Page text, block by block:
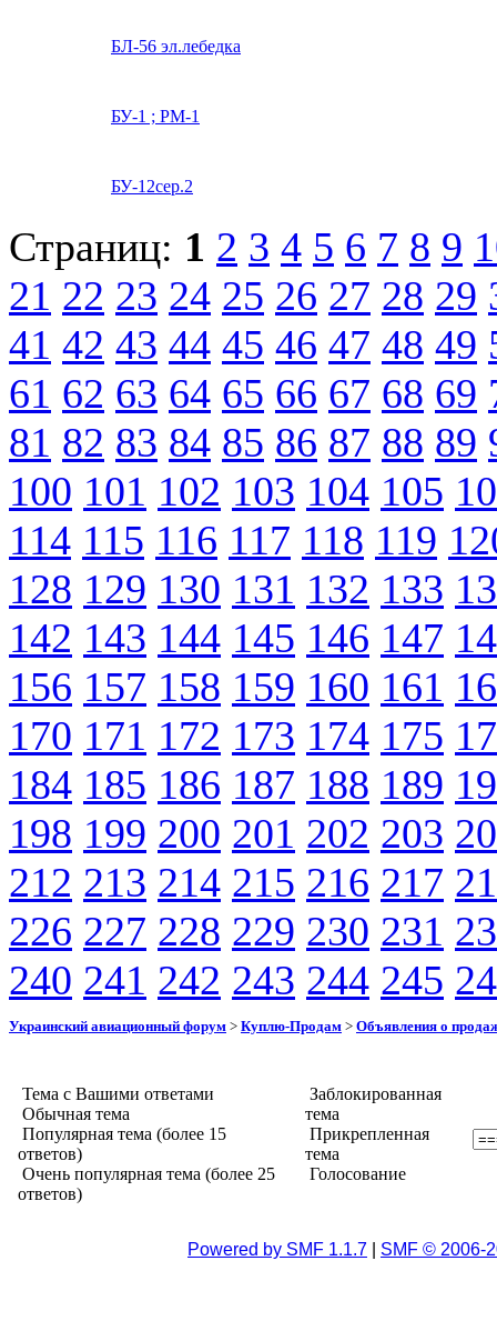
БЛ-56 эл.лебедка
БУ-1 ; РМ-1
БУ-12сер.2
Страниц: 1 2 3 4 5 6 7 8 9
21 22 23 24 25 26 27 28 29
41 42 43 44 45 46 47 48 49
61 62 63 64 65 66 67 68 69
81 82 83 84 85 86 87 88 89
100 101 102 103 104 105
114 115 116 117 118 119
128 129 130 131 132 133
142 143 144 145 146 147
156 157 158 159 160 161
170 171 172 173 174 175
184 185 186 187 188 189
198 199 200 201 202 203
212 213 214 215 216 217
226 227 228 229 230 231
240 241 242 243 244 245
Украинский авиационный форум > Куплю-Продам > Объявления о
Тема с Вашими ответами
Обычная тема
Популярная тема (более 15
ответов)
Очень популярная тема (более 25
ответов)
Заблокированная
тема
Прикрепленная
тема
Голосование
Powered by SMF 1.1.7 SMF © 2006-